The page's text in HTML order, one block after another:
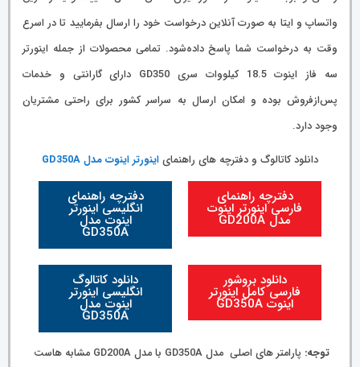
واتساپ و ایتا به صورت آنلاین درخواست خود را ارسال بفرمایید تا در اسرع
وقت به درخواست شما پاسخ داده‌شود. تمامی محصولات از جمله اینورتر
سه فاز اینوت 18.5 کیلووات سری GD350 دارای گارانتی و خدمات
پس‌از‌فروش بوده و امکان ارسال به سراسر کشور برای راحتی مشتریان
وجود دارد.
دانلود کاتالوگ و دفترچه های راهنمای اینورتر اینوت مدل GD350A
دفترچه راهنمای
فارسی اینورتر اینوت
مدل GD200A
دفترچه راهنمای
انگلیسی اینورتر
اینوت مدل
GD350A
دانلود بروشور
فارسی کامل اینورتر
اینوت GD350A
دانلود کاتالوگ
انگلیسی اینورتر
اینوت مدل
GD350A
توجه:
پارامتر های اصلی مدل GD350A با مدل GD200A مشابه هاست